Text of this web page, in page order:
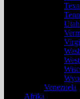
Utah
Venezuela
Afrika